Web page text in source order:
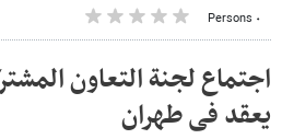
٠ Persons
اجتماع لجنة التعاون
یعقد فی طهران